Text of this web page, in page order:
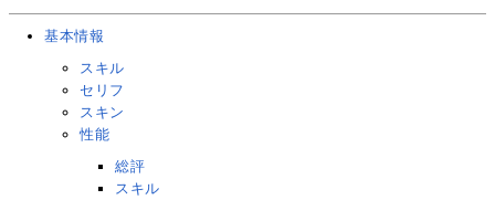
基本情報
スキル
セリフ
スキン
性能
総評
スキル